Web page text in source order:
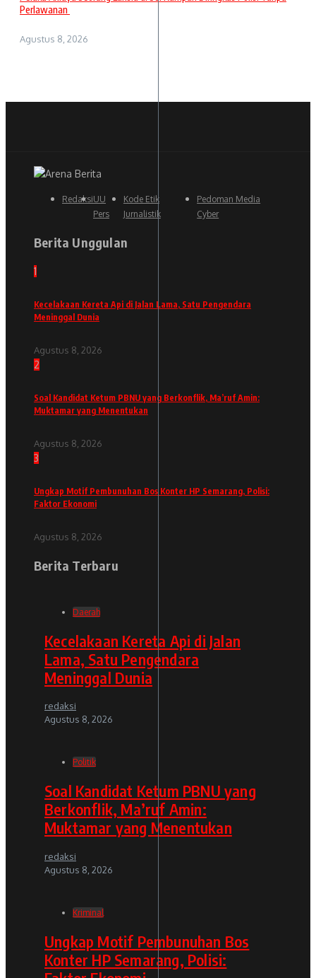
Perlawanan
Agustus 8, 2026
RedaksiUU
Pers
Kode Etik
Jurnalistik
Pedoman Media
Cyber
Berita Unggulan
1
Kecelakaan Kereta Api di Jalan Lama, Satu Pengendara
Meninggal Dunia
Agustus 8, 2026
2
Soal Kandidat Ketum PBNU yang Berkonflik, Ma’ruf Amin:
Muktamar yang Menentukan
Agustus 8, 2026
3
Ungkap Motif Pembunuhan Bos Konter HP Semarang, Polisi:
Faktor Ekonomi
Agustus 8, 2026
Berita Terbaru
Daerah
Kecelakaan Kereta Api di Jalan
Lama, Satu Pengendara
Meninggal Dunia
redaksi
Agustus 8, 2026
Politik
Soal Kandidat Ketum PBNU yang
Berkonflik, Ma’ruf Amin:
Muktamar yang Menentukan
redaksi
Agustus 8, 2026
Kriminal
Ungkap Motif Pembunuhan Bos
Konter HP Semarang, Polisi: